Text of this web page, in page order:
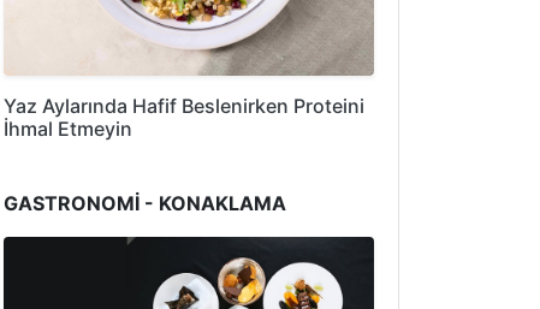
Yaz Aylarında Hafif Beslenirken Proteini
İhmal Etmeyin
GASTRONOMİ - KONAKLAMA